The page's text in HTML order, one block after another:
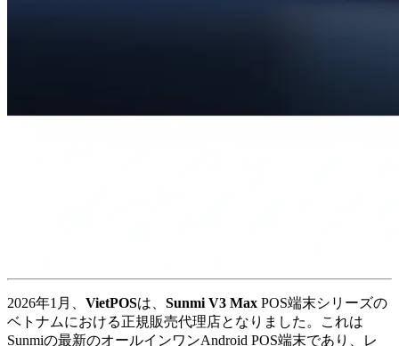
2026年1月、 VietPOSは、 Sunmi V3 Max POS端末シリーズの
ベトナムにおける正規販売代理店となりました。これは
Sunmiの最新のオールインワンAndroid POS端末であり、レ